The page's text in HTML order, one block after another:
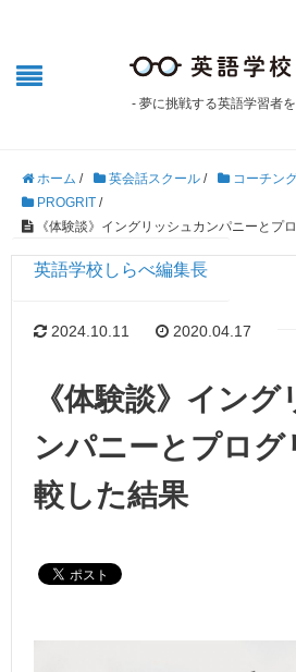
- 夢に挑戦する英語学習者
ホーム / 英会話スクール / コーチン
PROGRIT /
《体験談》イングリッシュカンパニーとプ
英語学校しらべ編集長
2024.10.11 2020.04.17
《体験談》イン
ンパニーとプログ
較した結果